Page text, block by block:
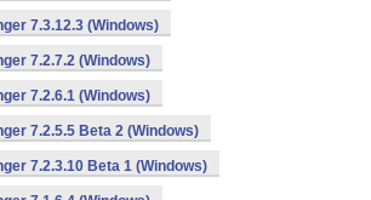
7.3.12.3 (Windows)
7.2.7.2 (Windows)
7.2.6.1 (Windows)
7.2.5.5 Beta 2 (Windows)
7.2.3.10 Beta 1 (Windows)